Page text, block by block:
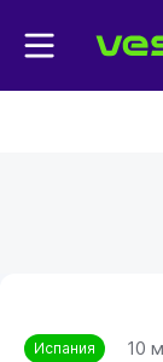
Испания 10